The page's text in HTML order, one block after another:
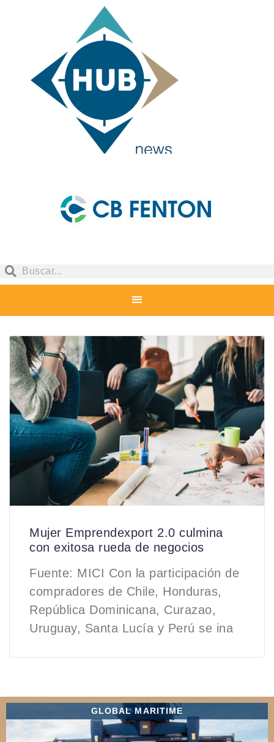
Mujer Emprendexport 2.0 culmina
con exitosa rueda de negocios
Fuente: MICI Con la participación de
compradores de Chile, Honduras,
República Dominicana, Curazao,
Uruguay, Santa Lucía y Perú se ina
GLOBAL MARITIME